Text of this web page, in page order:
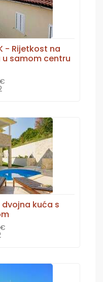
- Rijetkost na
u samom centru
kuća s